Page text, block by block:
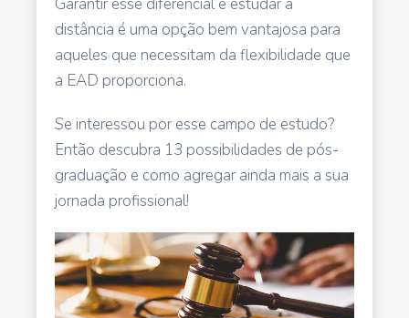
distância é uma opção bem vantajosa para
aqueles que necessitam da flexibilidade que
a EAD proporciona.
Se interessou por esse campo de estudo?
Então descubra 13 possibilidades de pós-
graduação e como agregar ainda mais a sua
jornada profissional!